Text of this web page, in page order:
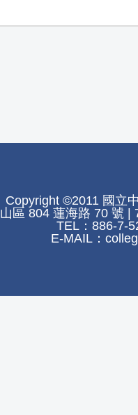
Copyright ©2011 國立
區 804 蓮海路 70 號 |
TEL：886-7-
E-MAIL：